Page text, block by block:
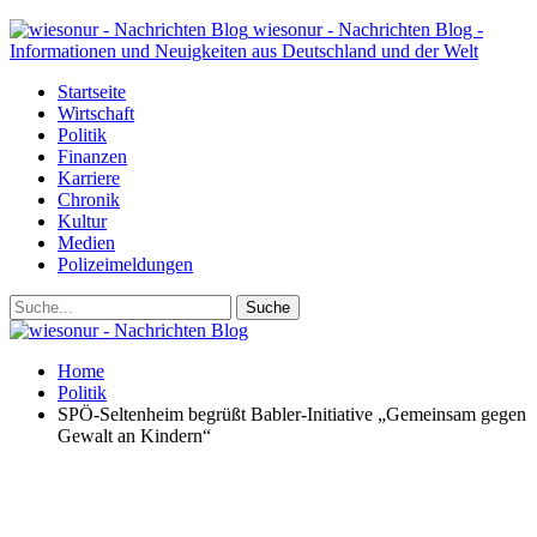
wiesonur - Nachrichten Blog -
Informationen und Neuigkeiten aus Deutschland und der Welt
Startseite
Wirtschaft
Politik
Finanzen
Karriere
Chronik
Kultur
Medien
Polizeimeldungen
Home
Politik
SPÖ-Seltenheim begrüßt Babler-Initiative „Gemeinsam gegen
Gewalt an Kindern“